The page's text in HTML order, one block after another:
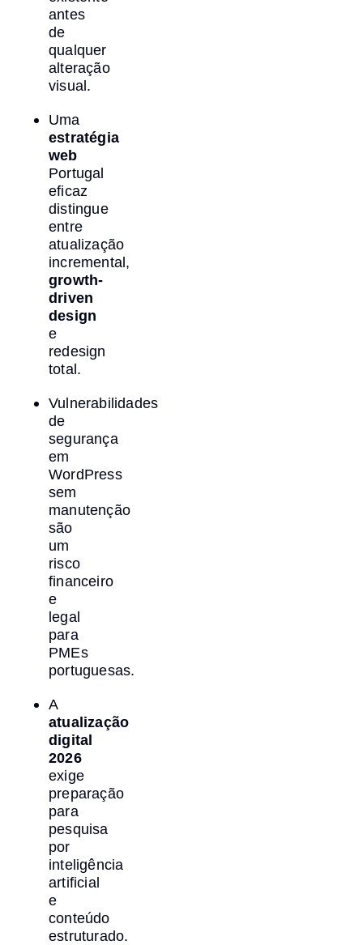
antes
de
qualquer
alteração
visual.
Uma
estratégia
web
Portugal
eficaz
distingue
entre
atualização
incremental,
growth-
driven
design
e
redesign
total.
Vulnerabilidades
de
segurança
em
WordPress
sem
manutenção
são
um
risco
financeiro
e
legal
para
PMEs
portuguesas.
A
atualização
digital
2026
exige
preparação
para
pesquisa
por
inteligência
artificial
e
conteúdo
estruturado.